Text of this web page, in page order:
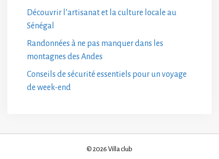
Découvrir l’artisanat et la culture locale au
Sénégal
Randonnées à ne pas manquer dans les
montagnes des Andes
Conseils de sécurité essentiels pour un voyage
de week-end
© 2026 Villa club